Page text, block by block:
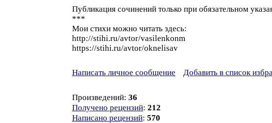
Публикация сочинений только при обязательном
***
Мои стихи можно читать здесь:
http://stihi.ru/avtor/vasilenkonm
https://stihi.ru/avtor/oknelisav
Написать личное сообщение Добавить в список
Произведений: 36
Получено рецензий: 212
Написано рецензий: 570